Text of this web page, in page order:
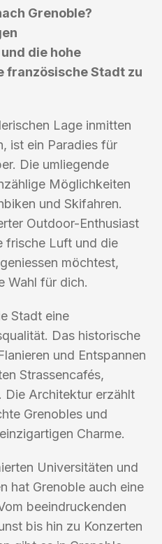
Grenoble?
die hohe
französische Stadt zu
Lage inmitten
ist ein Paradies für
Die umliegende
Möglichkeiten
und Skifahren.
Outdoor-Enthusiast
frische Luft und die
möchtest,
Wahl für dich.
Stadt eine
Das historische
und Entspannen
Strassencafés,
Die Architektur erzählt
Grenobles und
Charme.
Universitäten und
hat Grenoble auch eine
beeindruckenden
bis hin zu Konzerten